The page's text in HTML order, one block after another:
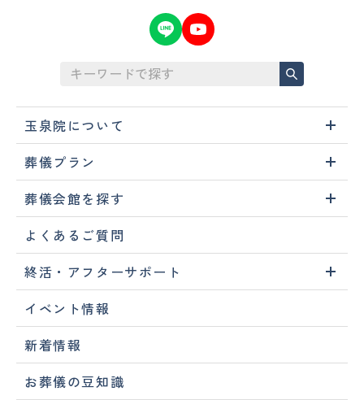
玉泉院について
葬儀プラン
葬儀会館を探す
よくあるご質問
終活・アフターサポート
イベント情報
新着情報
お葬儀の豆知識